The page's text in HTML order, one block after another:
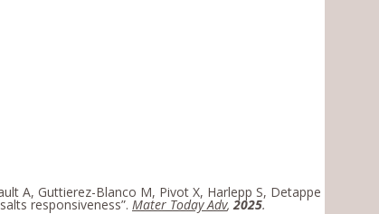
A, Guttierez-Blanco M, Pivot X, Harlepp S, Detappe
responsiveness”. Mater Today Adv, 2025.